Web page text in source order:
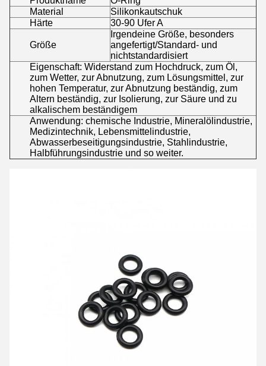
Material
Silikonkautschuk
Härte
30-90 Ufer A
Größe
Irgendeine Größe, besonders
angefertigt/Standard- und
nichtstandardisiert
Eigenschaft: Widerstand zum Hochdruck, zum Öl,
zum Wetter, zur Abnutzung, zum Lösungsmittel, zur
hohen Temperatur, zur Abnutzung beständig, zum
Altern beständig, zur Isolierung, zur Säure und zu
alkalischem beständigem
Anwendung: chemische Industrie, Mineralölindustrie,
Medizintechnik, Lebensmittelindustrie,
Abwasserbeseitigungsindustrie, Stahlindustrie,
Halbführungsindustrie und so weiter.